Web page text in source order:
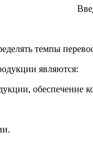
темпы
являются:
обеспечение